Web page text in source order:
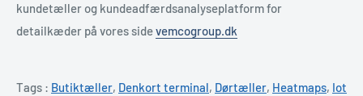
kundetæller og kundeadfærdsanalyseplatform for
detailkæder på vores sidevemcogroup.dk
Tags : Butiktæller, Denkort terminal, Dørtæller, Heatmaps, Iot